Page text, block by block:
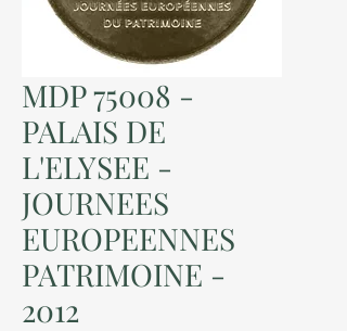
MDP 75008 -
PALAIS DE
L'ELYSEE -
JOURNEES
EUROPEENNES
PATRIMOINE -
2012